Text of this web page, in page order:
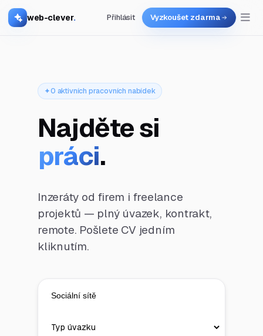
web-clever. Přihlásit Vyzkoušet zdarma
0 aktivních pracovních nabídek
Najděte si
práci.
Inzeráty od firem i freelance
projektů — plný úvazek, kontrakt,
remote. Pošlete CV jedním
kliknutím.